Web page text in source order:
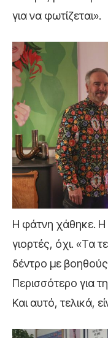
για να φωτίζεται».
Η φάτνη χάθηκε. Η
γιορτές, όχι. «Τα
δέντρο με
Περισσότερο για
Και αυτό, τελικά,